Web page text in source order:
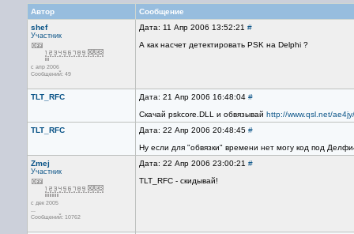
Автор
Сообщение
shef
Участник
с апр 2006
Сообщений: 49
Дата: 11 Апр 2006 13:52:21 #
А как насчет детектировать PSK на Delphi ?
TLT_RFC Дата: 21 Апр 2006 16:48:04 #
Скачай pskcore.DLL и обвязывай http://www.qsl.net/
TLT_RFC
Дата: 22 Апр 2006 20:48:45 #
Ну если для "обвязки" времени нет могу код под
Zmej
Участник
с дек 2005
...
Сообщений: 10762
Дата: 22 Апр 2006 23:00:21 #
TLT_RFC - скидывай!